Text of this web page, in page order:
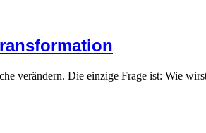
verändern. Die einzige Frage ist: Wie